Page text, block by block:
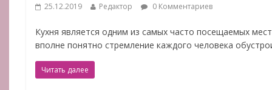
25.12.2019 Редактор 0 Комментариев
Кухня является одним из самых часто посещаемых
вполне понятно стремление каждого человека
Читать далее